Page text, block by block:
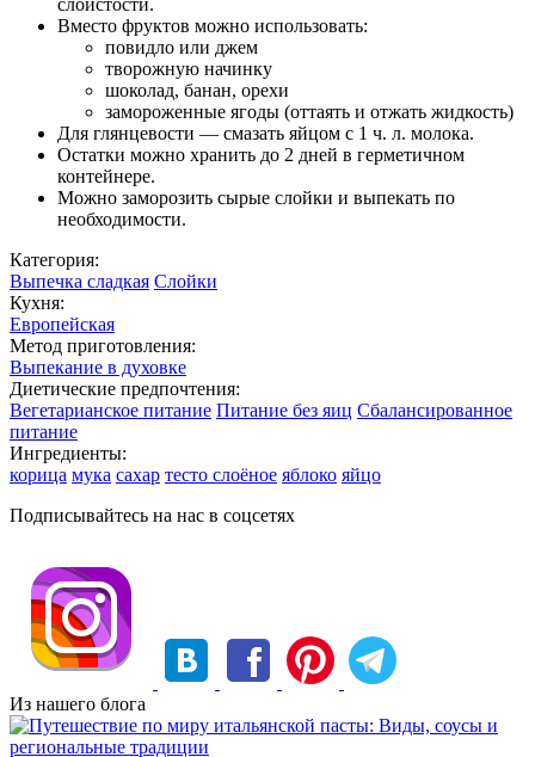
слоистости.
Вместо фруктов можно использовать:
повидло или джем
творожную начинку
шоколад, банан, орехи
замороженные ягоды (оттаять и отжать жидкость)
Для глянцевости — смазать яйцом с 1 ч. л. молока.
Остатки можно хранить до 2 дней в герметичном
контейнере.
Можно заморозить сырые слойки и выпекать по
необходимости.
Категория:
Выпечка сладкая Слойки
Кухня:
Европейская
Метод приготовления:
Выпекание в духовке
Диетические предпочтения:
Вегетарианское питание Питание без яиц Сбалансированное
питание
Ингредиенты:
корица мука сахар тесто слоёное яблоко яйцо
Подписывайтесь на нас в соцсетях
Из нашего блога